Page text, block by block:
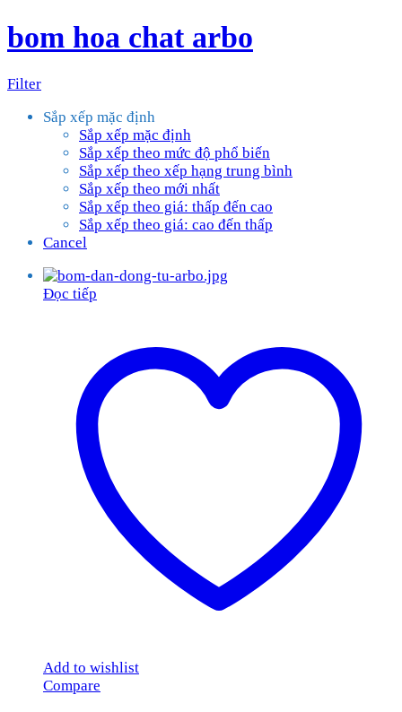
bom hoa chat arbo
Filter
Sắp xếp mặc định
Sắp xếp mặc định
Sắp xếp theo mức độ phổ biến
Sắp xếp theo xếp hạng trung bình
Sắp xếp theo mới nhất
Sắp xếp theo giá: thấp đến cao
Sắp xếp theo giá: cao đến thấp
Cancel
Đọc tiếp
Add to wishlist
Compare